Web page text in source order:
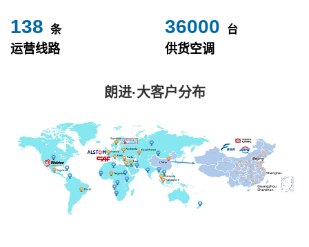
153 条
运营线路
40000 台
供货空调
朗进·大客户分布